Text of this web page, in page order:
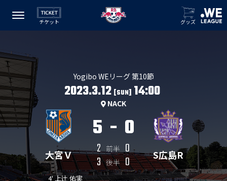
チケット グッズ
Yogibo WEリーグ 第10節
2023.3.12 [SUN] 14:00
NACK
大宮Ｖ
4' 上辻 佑実
5 - 0
2 前半 0
3 後半 0 S広島R